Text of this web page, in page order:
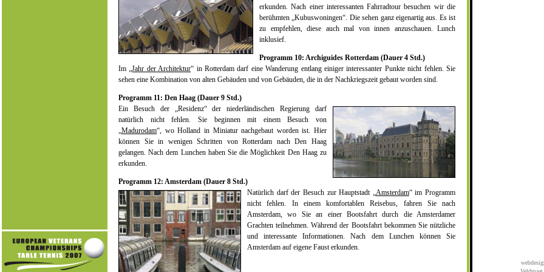
erkunden. Nach einer interessanten Fahrradtour besuchen wir die
berühmten „Kubuswoningen“. Die sehen ganz eigenartig aus. Es ist
zu empfehlen, diese auch mal von innen anzuschauen. Lunch
inklusief.
Programm 10: Archiguides Rotterdam (Dauer 4 Std.)
Im „Jahr der Architektur“ in Rotterdam darf eine Wanderung entlang einiger interessanter Punkte nicht fehlen. Sie
sehen eine Kombination von alten Gebäuden und von Gebäuden, die in der Nachkriegszeit gebaut worden sind.
Programm 11: Den Haag (Dauer 9 Std.)
Ein Besuch der „Residenz“ der niederländischen Regierung darf
natürlich nicht fehlen. Sie beginnen mit einem Besuch von
„Madurodam“, wo Holland in Miniatur nachgebaut worden ist. Hier
können Sie in wenigen Schritten von Rotterdam nach Den Haag
gelangen. Nach dem Lunchen haben Sie die Möglichkeit Den Haag zu
erkunden.
Programm 12: Amsterdam (Dauer 8 Std.)
Natürlich darf der Besuch zur Hauptstadt „Amsterdam“ im Programm
nicht fehlen. In einem komfortablen Reisebus, fahren Sie nach
Amsterdam, wo Sie an einer Bootsfahrt durch die Amsterdamer
Grachten teilnehmen. Während der Bootsfahrt bekommen Sie nützliche
und interessante Informationen. Nach dem Lunchen können Sie
Amsterdam auf eigene Faust erkunden.